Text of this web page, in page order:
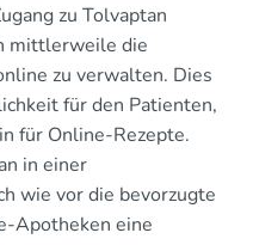
zu Tolvaptan
mittlerweile die
zu verwalten. Dies
für den Patienten,
für Online-Rezepte.
in einer
wie vor die bevorzugte
Apotheken eine